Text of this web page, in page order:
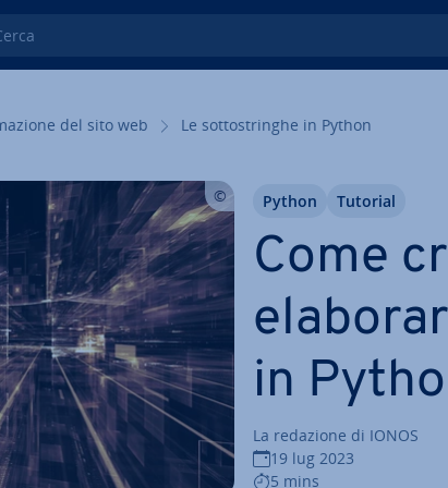
del sito web Le sot­to­strin­ghe in Python
Come
in
La redazione di IONOS
19 lug 2023
5 mins
Python Tutorial